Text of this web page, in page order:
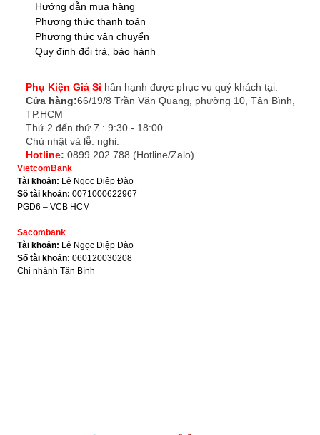
Hướng dẫn mua hàng
Phương thức thanh toán
Phương thức vận chuyển
Quy định đổi trả, bảo hành
Phụ Kiện Giá Sỉhân hạnh được phục vụ quý khách tại:
Cửa hàng:66/19/8 Trần Văn Quang, phường 10, Tân Bình,
TP.HCM
Thứ 2 đến thứ 7 : 9:30 - 18:00.
Chủ nhật và lễ: nghỉ.
Hotline: 0899.202.788 (Hotline/Zalo)
VietcomBank
Tài khoản: Lê Ngọc Diệp Đào
Số tài khoản: 0071000622967
PGD6 – VCB HCM
Sacombank
Tài khoản: Lê Ngọc Diệp Đào
Số tài khoản: 060120030208
Chi nhánh Tân Bình